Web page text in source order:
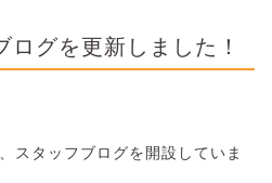
ログを更新しました！
スタッフブログを開設していま